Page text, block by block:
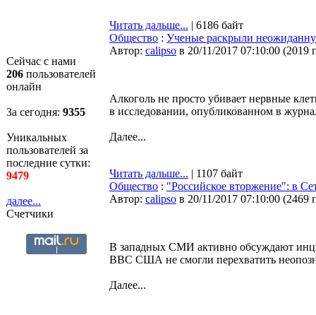
Сейчас с нами
206 пользователей
онлайн
За сегодня: 9355
Уникальных
пользователей за
последние сутки:
9479
далее...
Счетчики
Читать дальше... | 6186 байт
Общество : Ученые раскрыли
Автор: calipso в 20/11/2017 07:10:00 (2019
Алкоголь не просто убивает нервные
в исследовании, опубликованном в
Далее...
Читать дальше... | 1107 байт
Общество : "Российское вторжение": в
Автор: calipso в 20/11/2017 07:10:00 (2469
В западных СМИ активно обсуждают
ВВС США не смогли перехватить
Далее...